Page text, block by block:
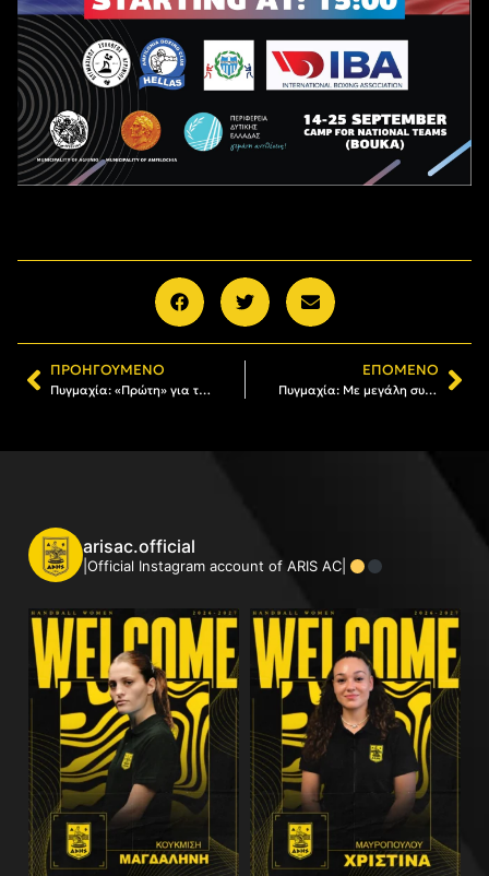
ΠΡΟΗΓΟΎΜΕΝΟ
Πυγμαχία: «Πρώτη» για τον ΑΡΗ
ΕΠΌΜΕΝΟ
Πυγμαχία: Με μεγάλη συμμετοχή το sparring του ΑΡΗ
arisac.official
|Official Instagram account of ARIS AC|